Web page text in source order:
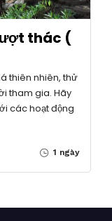
thác (
thiên nhiên, thử
tham gia. Hãy
các hoạt động
1 ngày